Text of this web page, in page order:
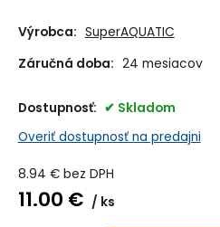
Výrobca: SuperAQUATIC
Záručná doba: 24 mesiacov
Dostupnosť:
Skladom
Overiť dostupnosť na predajni
8.94 € bez DPH
11.00 € ks